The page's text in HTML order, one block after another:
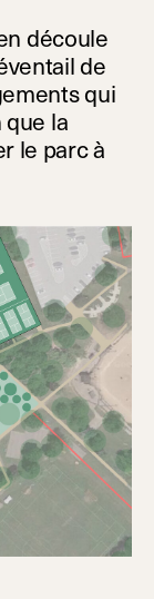
découle
de
qui
la
le parc à